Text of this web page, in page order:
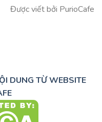
Được viết bởi PurioCafe
DUNG TỪ WEBSITE